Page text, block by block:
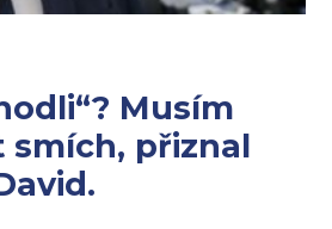
Musím
smích, přiznal